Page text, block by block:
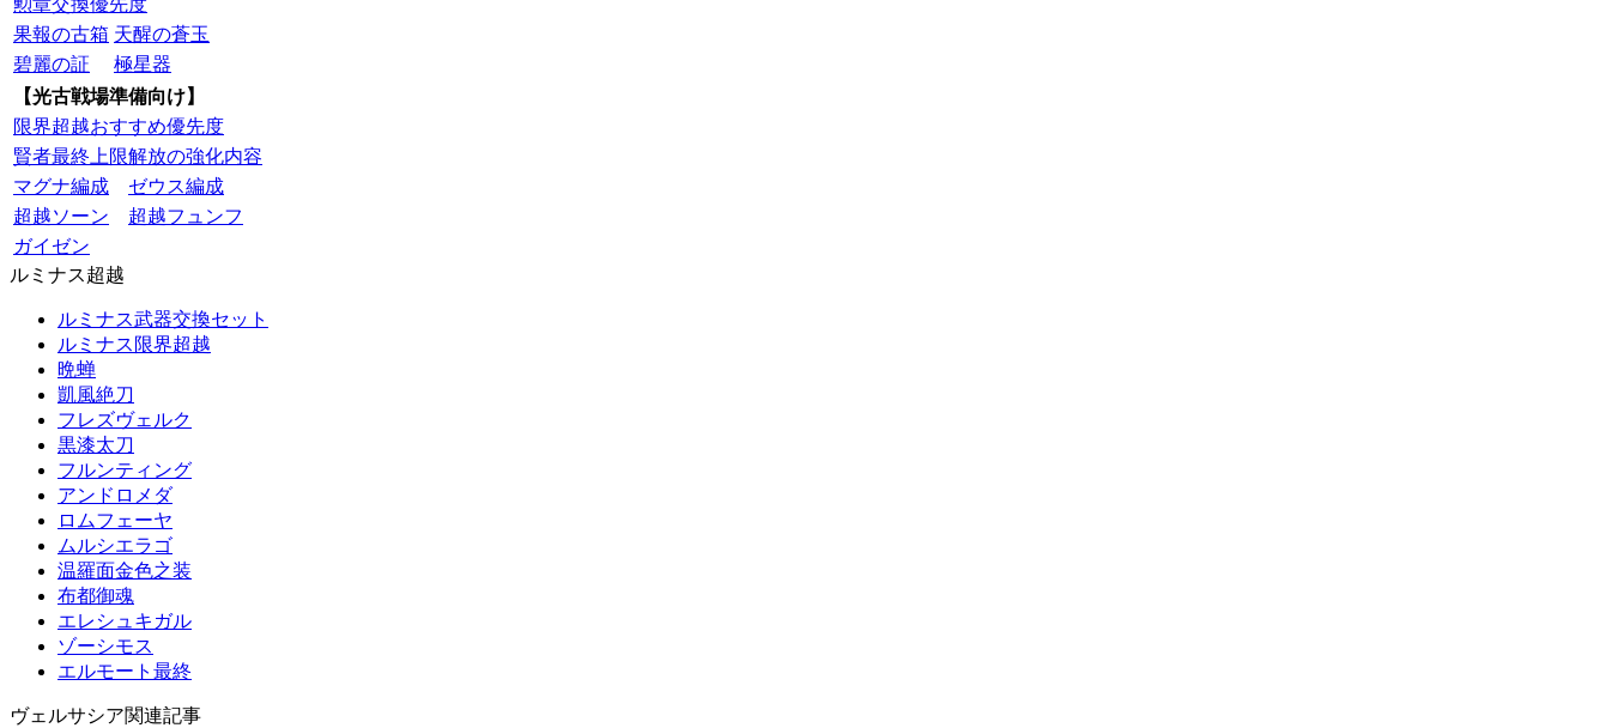
勲章交換優先度
果報の古箱 天醒の蒼玉
碧麗の証
極星器
【光古戦場準備向け】
限界超越おすすめ優先度
賢者最終上限解放の強化内容
マグナ編成
ゼウス編成
超越ソーン
超越フュンフ
ガイゼン
ルミナス超越
ルミナス武器交換セット
ルミナス限界超越
晩蝉
凱風絶刀
フレズヴェルク
黒漆太刀
フルンティング
アンドロメダ
ロムフェーヤ
ムルシエラゴ
温羅面金色之装
布都御魂
エレシュキガル
ゾーシモス
エルモート最終
ヴェルサシア関連記事